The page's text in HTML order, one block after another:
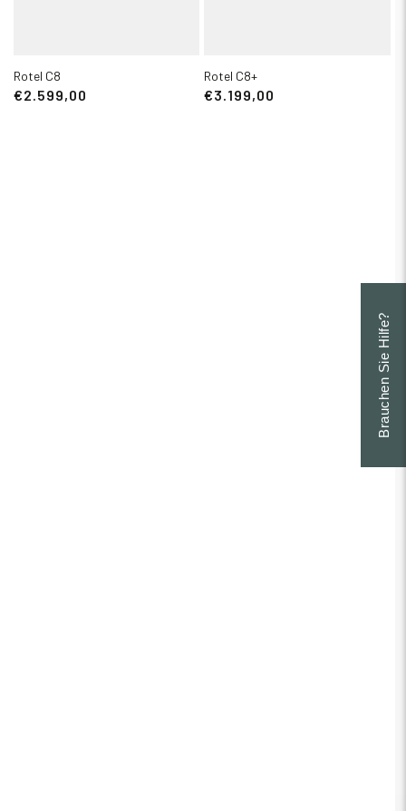
Rotel C8
€2.599,00
Rotel C8+
€3.199,00
Brauchen Sie Hilfe?